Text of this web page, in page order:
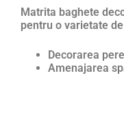
Matrita baghete
pentru o varietate
Decorarea
Amenajarea